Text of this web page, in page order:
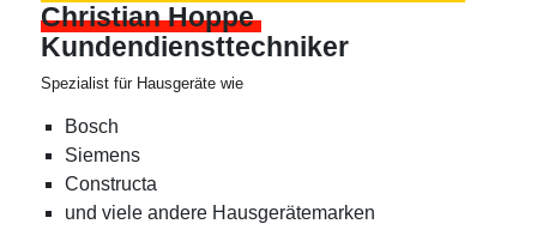
Christian Hoppe
Kundendiensttechniker
Spezialist für Hausgeräte wie
Bosch
Siemens
Constructa
und viele andere Hausgerätemarken